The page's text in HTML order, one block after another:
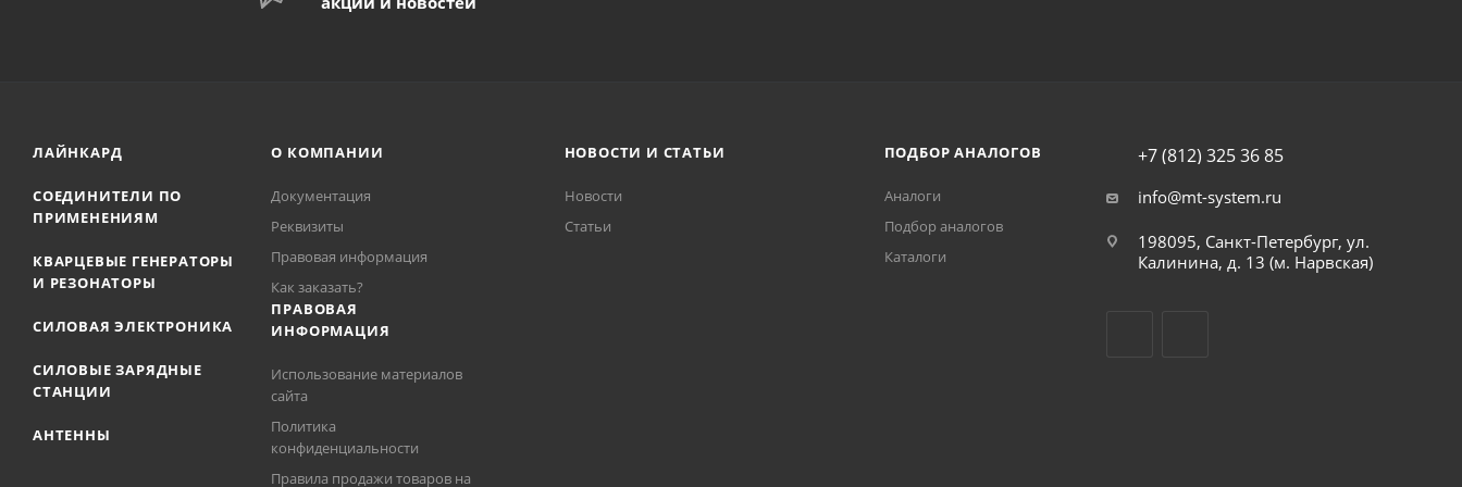
ЛАЙНКАРД
СОЕДИНИТЕЛИ ПО
ПРИМЕНЕНИЯМ
КВАРЦЕВЫЕ ГЕНЕРАТОРЫ
И РЕЗОНАТОРЫ
СИЛОВАЯ ЭЛЕКТРОНИКА
СИЛОВЫЕ ЗАРЯДНЫЕ
СТАНЦИИ
АНТЕННЫ
О КОМПАНИИ
Документация
Реквизиты
Правовая информация
Как заказать?
ПРАВОВАЯ
ИНФОРМАЦИЯ
Использование материалов
сайта
Политика
конфиденциальности
Правила продажи товаров на
НОВОСТИ И СТАТЬИ
Новости
Статьи
ПОДБОР АНАЛОГОВ
Аналоги
Подбор аналогов
Каталоги
+7 (812) 325 36 85
info@mt-system.ru
198095, Санкт-Петербург, ул.
Калинина, д. 13 (м. Нарвская)